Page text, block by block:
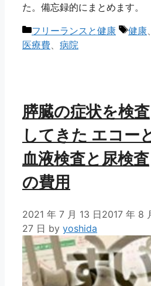
た。備忘録的にまとめます。
カ
テ
フリーランスと健康
タ
健康
医療費
病院
膵臓の症状を検査
してきた エコー
血液検査と尿検査
の費用
2021 年 7 月 13 日2017 年 8
27 日 by yoshida